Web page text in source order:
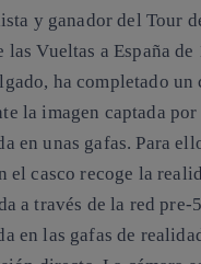
y ganador del Tour
las Vueltas a España
ha completado
la imagen captada por
en unas gafas. Para
el casco recoge la
a través de la red pre-
en las gafas de